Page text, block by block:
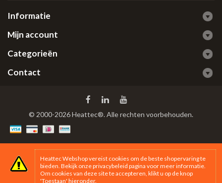
Informatie
Mijn account
Categorieën
Contact
© 2000-2026 Heattec®. Alle rechten voorbehouden.
Heattec Webshop vereist cookies om de beste shopervaring te
bieden. Bekijk onzeprivacybeleid pagina voor meer informatie.
Om cookies van deze site te accepteren, klikt u op de knop
'Toestaan' hieronder.